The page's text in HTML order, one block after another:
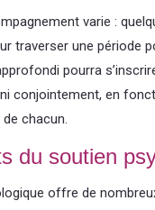
varie :
traverser une période
pourra
conjointement, en
chacun.
du soutien
offre de